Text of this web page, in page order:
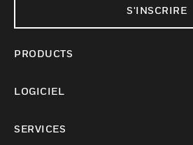
S'INSCRIRE
PRODUCTS
LOGICIEL
SERVICES